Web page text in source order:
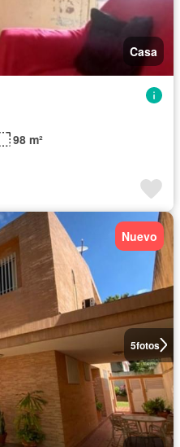
Casa
98 m²
5fotos
Nuevo